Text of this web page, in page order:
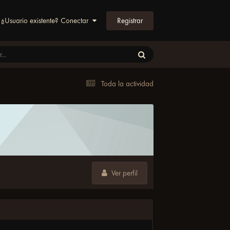
¿Usuario existente? Conectar Registrar
Toda la actividad
Ver perfil